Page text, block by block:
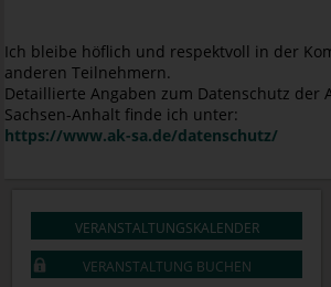
Ich bleibe höflich und respektvoll in der
anderen Teilnehmern.
Detaillierte Angaben zum Datenschutz der
Sachsen-Anhalt finde ich unter:
https://www.ak-sa.de/datenschutz/
VERANSTALTUNGSKALENDER
VERANSTALTUNG BUCHEN